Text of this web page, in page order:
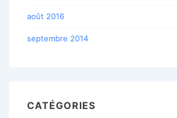
août 2016
septembre 2014
CATÉGORIES